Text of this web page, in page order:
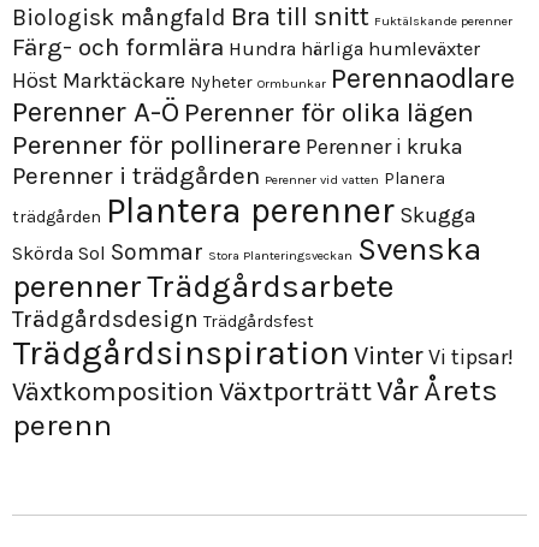
Biologisk mångfald Bra till snitt Fuktälskande perenner
Färg- och formlära Hundra härliga humleväxter
Höst Marktäckare Nyheter Ormbunkar Perennaodlare
Perenner A-Ö Perenner för olika lägen
Perenner för pollinerare Perenner i kruka
Perenner i trädgården Perenner vid vatten Planera
trädgården Plantera perenner Skugga
Skörda Sol Sommar Stora Planteringsveckan Svenska
perennerTrädgårdsarbete
Trädgårdsdesign Trädgårdsfest
Trädgårdsinspiration VinterVi tipsar!
Växtkomposition VäxtporträttVårÅrets
perenn